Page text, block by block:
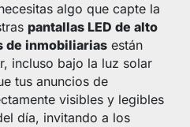
algo que capte la
pantallas LED de alto
de inmobiliarias están
incluso bajo la luz solar
tus anuncios de
visibles y legibles
día, invitando a los